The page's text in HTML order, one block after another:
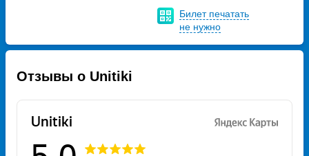
Билет печатать
не нужно
Отзывы о Unitiki